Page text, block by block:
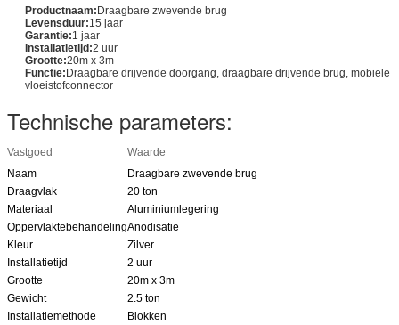
Productnaam:Draagbare zwevende brug
Levensduur:15 jaar
Garantie:1 jaar
Installatietijd:2 uur
Grootte:20m x 3m
Functie:Draagbare drijvende doorgang, draagbare drijvende brug, mobiele
vloeistofconnector
Technische parameters:
Vastgoed
Waarde
Naam
Draagbare zwevende brug
Draagvlak
20 ton
Materiaal
Aluminiumlegering
OppervlaktebehandelingAnodisatie
Kleur
Zilver
Installatietijd
2 uur
Grootte
20m x 3m
Gewicht
2.5 ton
Installatiemethode
Blokken